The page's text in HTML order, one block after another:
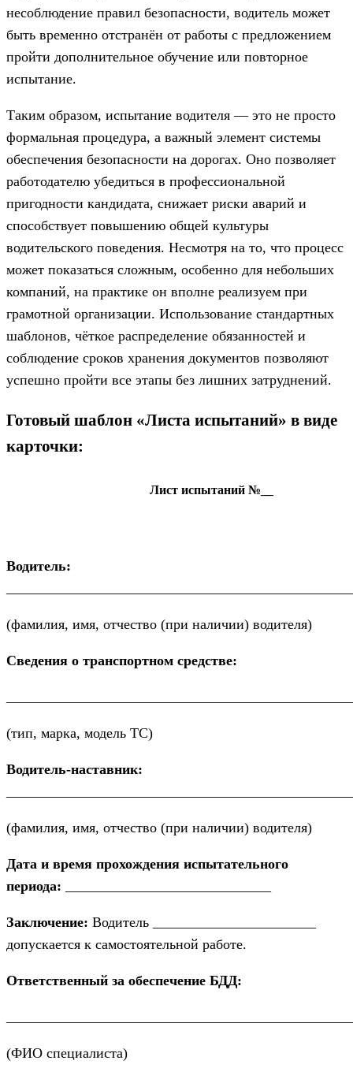
несоблюдение правил безопасности, водитель может
быть временно отстранён от работы с предложением
пройти дополнительное обучение или повторное
испытание.
Таким образом, испытание водителя — это не просто
формальная процедура, а важный элемент системы
обеспечения безопасности на дорогах. Оно позволяет
работодателю убедиться в профессиональной
пригодности кандидата, снижает риски аварий и
способствует повышению общей культуры
водительского поведения. Несмотря на то, что процесс
может показаться сложным, особенно для небольших
компаний, на практике он вполне реализуем при
грамотной организации. Использование стандартных
шаблонов, чёткое распределение обязанностей и
соблюдение сроков хранения документов позволяют
успешно пройти все этапы без лишних затруднений.
Готовый шаблон «Листа испытаний» в виде
карточки:
Лист испытаний №__
Водитель:
(фамилия, имя, отчество (при наличии) водителя)
Сведения о транспортном средстве:
(тип, марка, модель ТС)
Водитель-наставник:
(фамилия, имя, отчество (при наличии) водителя)
Дата и время прохождения испытательного
периода:
Заключение: Водитель _______________________
допускается к самостоятельной работе.
Ответственный за обеспечение БДД:
(ФИО специалиста)